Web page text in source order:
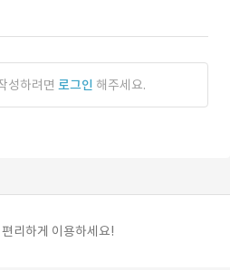
성하려면 로그인 해주세요.
리하게 이용하세요!